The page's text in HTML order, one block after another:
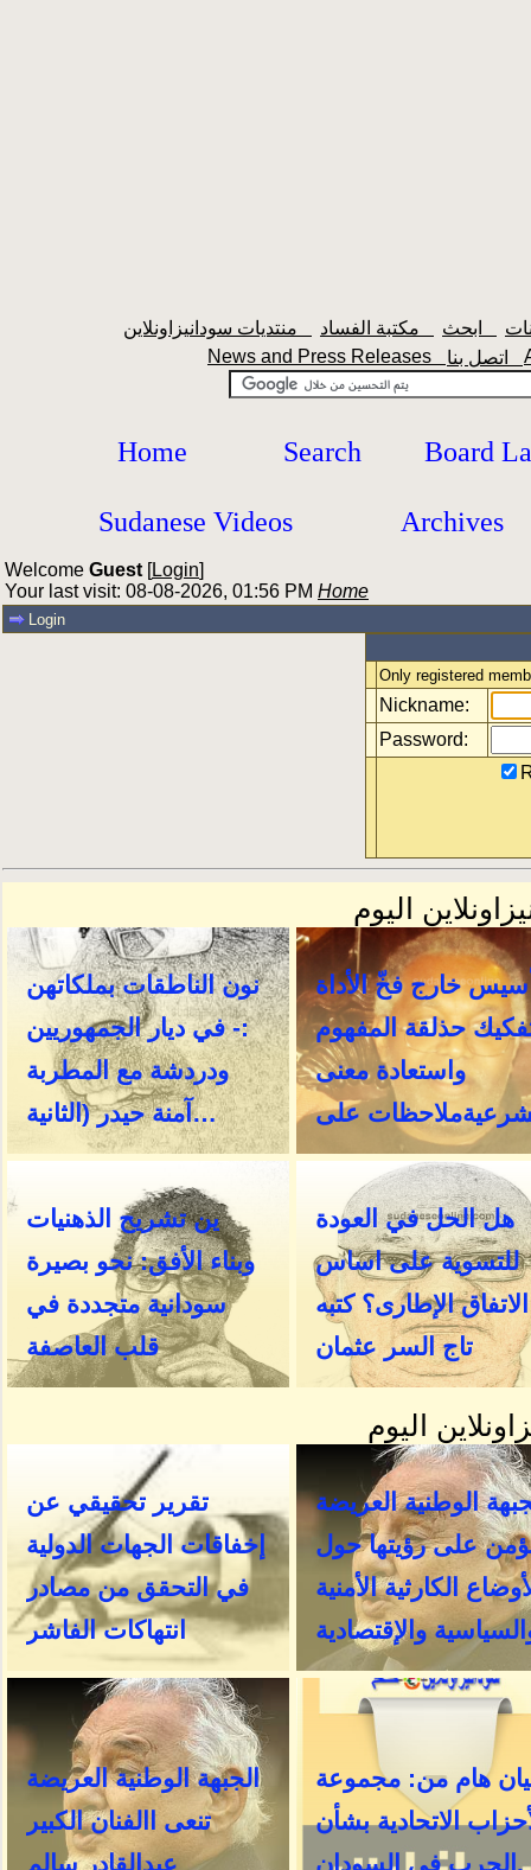
News and Press Releases
Home Search Board
Sudanese Videos Archives
Welcome Guest [Login]
Your last visit: 08-08-2026, 01:56 PM Home
Login
Only registered
Nickname:
Password: